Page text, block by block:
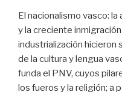
El nacionalismo vasco:
y la creciente
industrialización hicieron
de la cultura y lengua
funda el PNV, cuyos
los fueros y la religión; a